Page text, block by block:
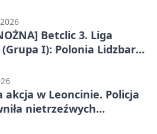
Betclic 3. Liga
(Grupa I): Polonia Lidzbark
1:2
akcja w Leoncinie. Policja
nietrzeźwych